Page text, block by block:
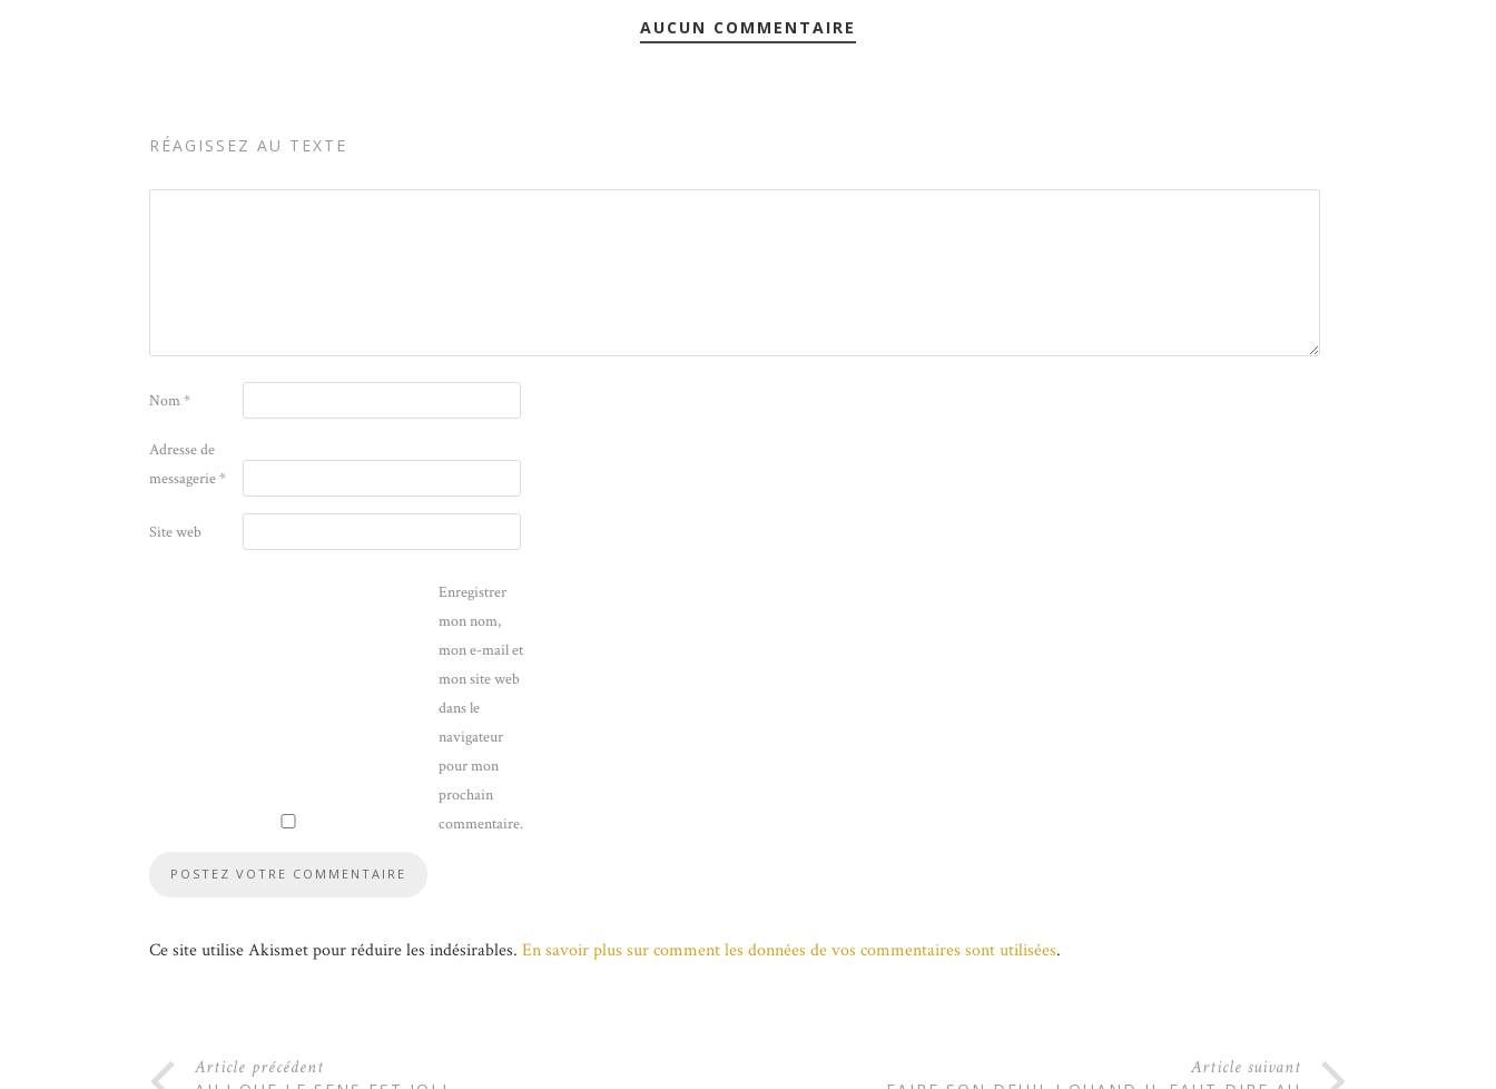
AUCUN COMMENTAIRE
RÉAGISSEZ AU TEXTE
Nom*
Adresse de
messagerie*
Site web
Enregistrer
mon nom,
mon e-mail et
mon site web
dans le
navigateur
pour mon
prochain
commentaire.
Ce site utilise Akismet pour réduire les indésirables.En savoir plus sur comment les données de vos commentaires sont utilisées.
Article précédent Article suivant